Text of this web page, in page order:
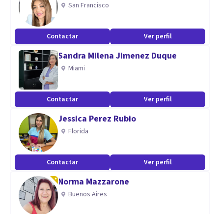
San Francisco
Contactar Ver perfil
Sandra Milena Jimenez Duque
Miami
Contactar Ver perfil
Jessica Perez Rubio
Florida
Contactar Ver perfil
Norma Mazzarone
Buenos Aires